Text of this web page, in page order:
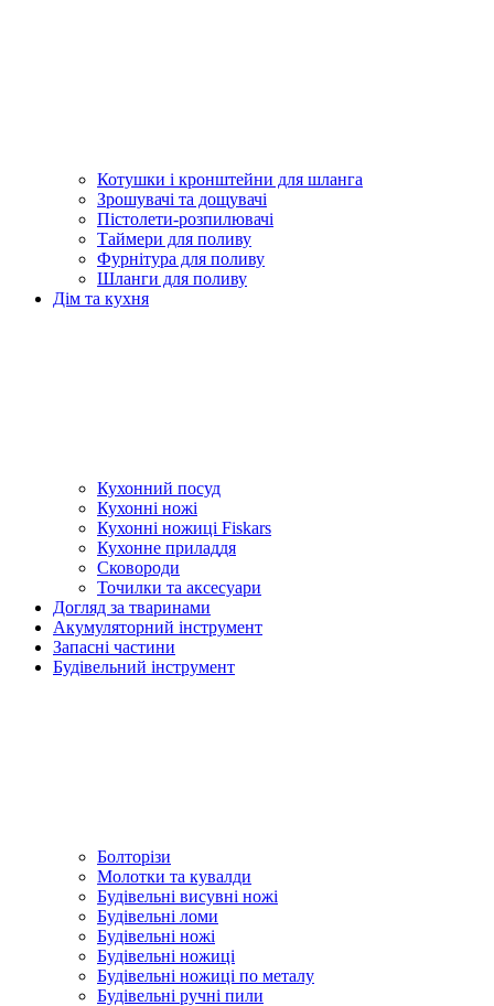
Котушки і кронштейни для шланга
Зрошувачі та дощувачі
Пістолети-розпилювачі
Таймери для поливу
Фурнітура для поливу
Шланги для поливу
Дім та кухня
Кухонний посуд
Кухонні ножі
Кухонні ножиці Fiskars
Кухонне приладдя
Сковороди
Точилки та аксесуари
Догляд за тваринами
Акумуляторний інструмент
Запасні частини
Будівельний інструмент
Болторізи
Молотки та кувалди
Будівельні висувні ножі
Будівельні ломи
Будівельні ножі
Будівельні ножиці
Будівельні ножиці по металу
Будівельні ручні пили